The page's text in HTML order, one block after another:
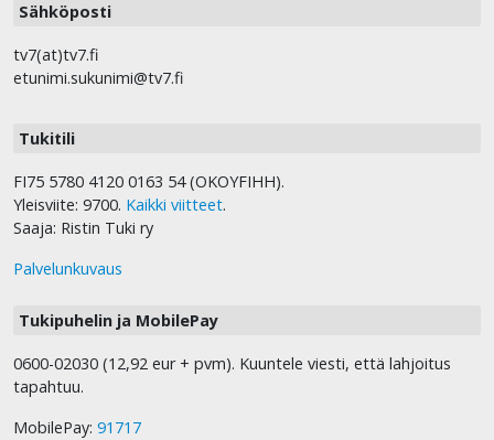
Sähköposti
tv7(at)tv7.fi
etunimi.sukunimi@tv7.fi
Tukitili
FI75 5780 4120 0163 54 (OKOYFIHH).
Yleisviite: 9700. Kaikki viitteet.
Saaja: Ristin Tuki ry
Palvelunkuvaus
Tukipuhelin ja MobilePay
0600-02030 (12,92 eur + pvm). Kuuntele viesti, että lahjoitus
tapahtuu.
MobilePay: 91717